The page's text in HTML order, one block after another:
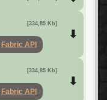
[334,85 Kb]
Fabric API
[334,85 Kb]
Fabric API